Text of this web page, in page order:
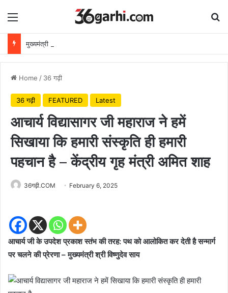
Menu
Home / 36 गढ़ी
36 गढ़ी FEATURED Latest
आचार्य विद्यासागर जी महाराज ने हमें
सिखाया कि हमारी संस्कृति ही हमारी
पहचान है – केंद्रीय गृह मंत्री अमित शाह
36गढ़ी.COM February 6, 2025
आचार्य जी के उपदेश प्रकाश स्तंभ की तरह: पथ को आलोकित कर देती है सन्मार्ग
पर चलने की प्रेरणा – मुख्यमंत्री श्री विष्णुदेव साय